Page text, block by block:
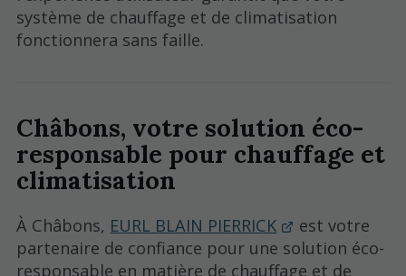
système de chauffage et de climatisation
fonctionnera sans faille.
Châbons, votre solution éco-
responsable pour chauffage et
climatisation
À Châbons, EURL BLAIN PIERRICK
est votre
partenaire de confiance pour une solution éco-
responsable en matière de chauffage et de